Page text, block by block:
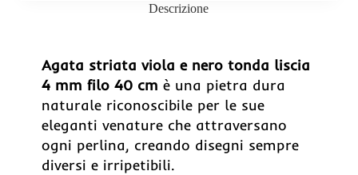
-18%
Descrizione
Agata striata viola e nero tonda liscia
4 mm filo 40 cm è una pietra dura
naturale riconoscibile per le sue
eleganti venature che attraversano
ogni perlina, creando disegni sempre
diversi e irripetibili.